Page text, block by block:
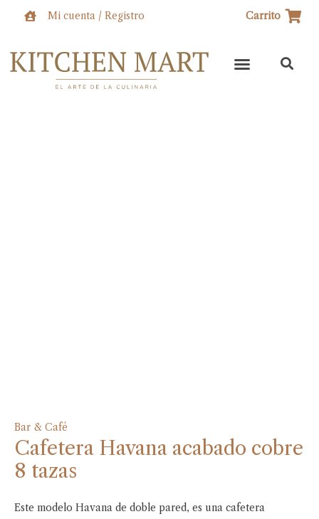
Mi cuenta / Registro Carrito
Bar & Café
Cafetera Havana acabado cobre
8 tazas
Este modelo Havana de doble pared, es una cafetera